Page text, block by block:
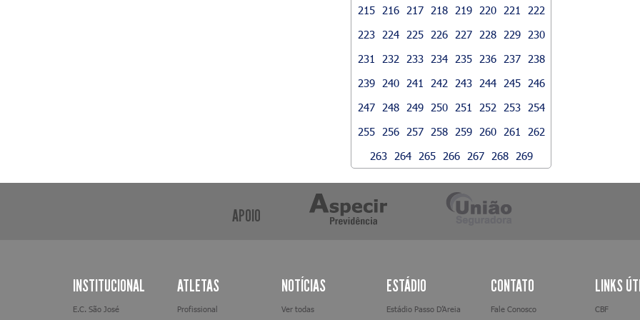
215 216 217 218 219 220 221
222
223
224 225 226 227 228 229
230
231
232 233 234 235 236 237
238
239
240 241 242 243 244 245
246
247
248 249 250 251 252 253
254
255
256 257 258 259 260 261
262
263
264 265 266 267 268 269
APOIO
INSTITUCIONAL
E.C. São José
ATLETAS
Profissional
NOTÍCIAS
Ver todas
ESTÁDIO
Estádio Passo D’Areia
CONTATO
Fale Conosco
LINKS
CBF